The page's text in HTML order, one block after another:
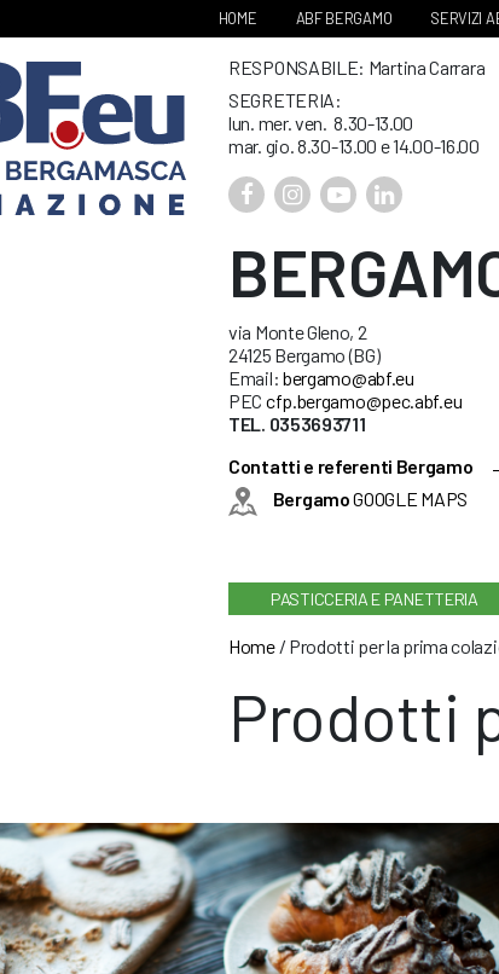
HOME ABF BERGAMO SERVIZI
RESPONSABILE: Martina Carrara
SEGRETERIA:
lun. mer. ven. 8.30-13.00
mar. gio. 8.30-13.00 e 14.00-16.00
via Monte Gleno, 2
24125 Bergamo (BG)
Email: bergamo@abf.eu
PEC cfp.bergamo@pec.abf.eu
TEL. 0353693711
Contatti e referenti Bergamo
BergamoGOOGLE MAPS
PASTICCERIA E PANETTERIA
Home/ Prodotti per la prima
Prodotti